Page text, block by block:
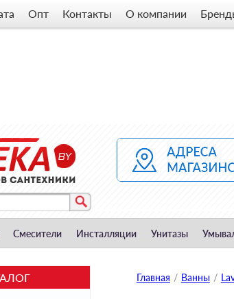
Опт Контакты О компании
Смесители Инсталляции Унитазы
Главная / Ванны /